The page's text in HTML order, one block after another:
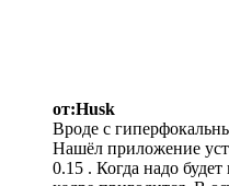
от:Husk
Вроде с
Нашёл приложение
0.15 . Когда надо